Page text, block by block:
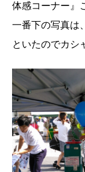
体感コーナー』
一番下の写真は
といたのでカシ